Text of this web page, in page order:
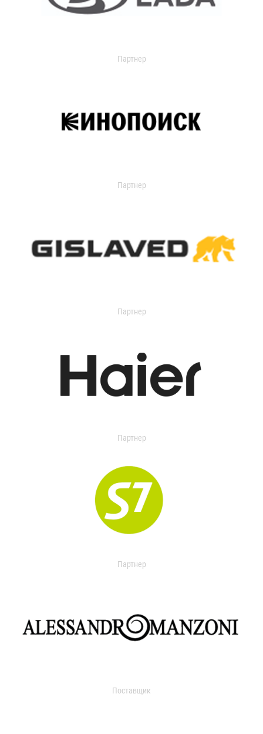
Партнер
Партнер
Партнер
Партнер
Партнер
Поставщик